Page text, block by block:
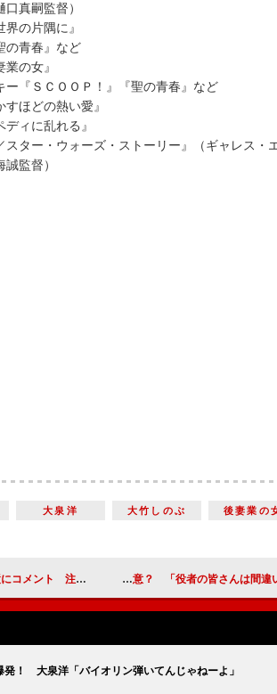
真嗣監督）
の片隅に』
の青春』など
の女』
『ＳＣＯＯＰ！』『聖の青春』など
ほどの熱い愛』
ィに乱れる』
ター・ウォーズ・ストーリー』（ギャレス・
監督）
大泉洋 大竹しのぶ
後妻業の
「とにかくメンバーが心配」 松山ケンイチ、“増量のみ”注目されるのは不本意？ 「
発！ 大泉洋「バイオリン弾いてんじゃねーよ」